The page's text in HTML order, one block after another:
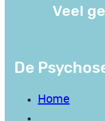
Veel
De
Home